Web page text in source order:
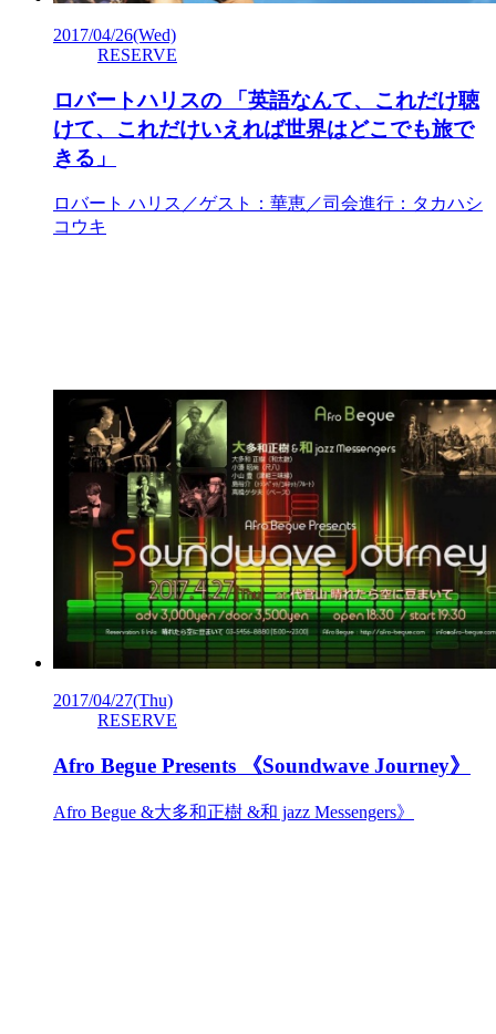
2017/04/26(Wed)
RESERVE
ロバートハリスの 「英語なんて、これだけ聴
けて、これだけいえれば世界はどこでも旅で
きる」
ロバート ハリス／ゲスト：華恵／司会進行：タカハシ
コウキ
2017/04/27(Thu)
RESERVE
Afro Begue Presents 《Soundwave Journey》
Afro Begue &大多和正樹 &和 jazz Messengers》